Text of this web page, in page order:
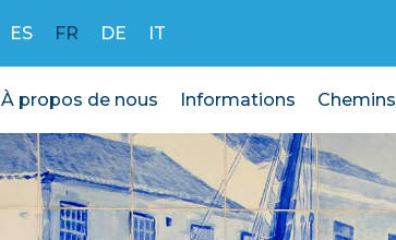
ES FR DE IT
À propos de nous Informations Chemins